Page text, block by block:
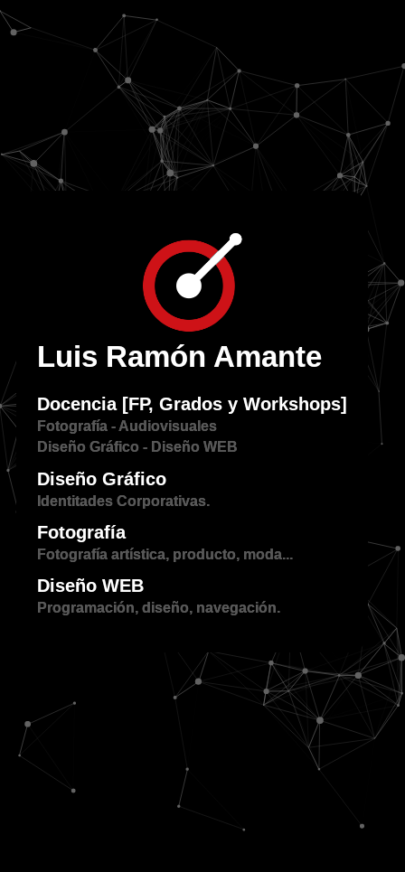
Luis Ramón Amante
Docencia [FP, Grados y Workshops]
Fotografía - Audiovisuales
Diseño Gráfico - Diseño WEB
Diseño Gráfico
Identitades Corporativas.
Fotografía
Fotografía artística, producto, moda...
Diseño WEB
Programación, diseño, navegación.